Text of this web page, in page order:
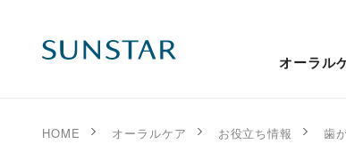
オーラル
HOME オーラルケア お役立ち情報 歯